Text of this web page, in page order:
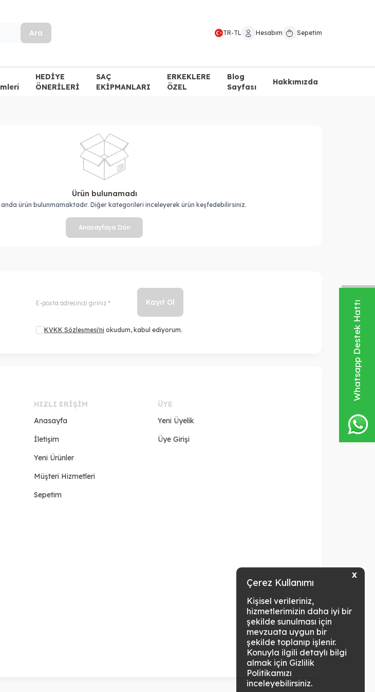
X
Çerez Kullanımı
Kişisel verileriniz,
hizmetlerimizin daha iyi bir
şekilde sunulması için
mevzuata uygun bir
şekilde toplanıp işlenir.
Konuyla ilgili detaylı bilgi
almak için Gizlilik
Politikamızı
inceleyebilirsiniz.
Whatsapp Destek Hattı
Ara TR-TL Hesabım Sepetim
HEDİYE
ÖNERİLERİ
SAÇ
EKİPMANLARI
ERKEKLERE
ÖZEL
Blog
Sayfası
Hakkımızda
Ürün bulunamadı
anda ürün bulunmamaktadır. Diğer kategorileri inceleyerek ürün keşfedebilirsiniz.
Anasayfaya Dön
Kayıt Ol
KVKK Sözleşmesi'ni okudum, kabul ediyorum.
HIZLI ERIŞIM
Anasayfa
İletişim
Yeni Ürünler
Müşteri Hizmetleri
Sepetim
ÜYE
Yeni Üyelik
Üye Girişi